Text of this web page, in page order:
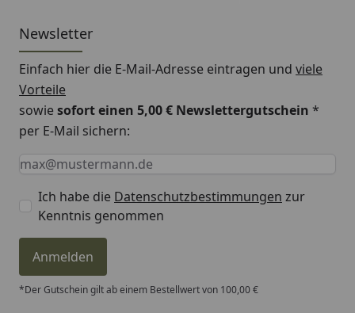
Newsletter
Einfach hier die E-Mail-Adresse eintragen und viele
Vorteile
sowiesofort einen 5,00 € Newslettergutschein *
per E-Mail sichern:
Keine Eingabe erforderlich
Eingabe erforderlich
E-Mail *
Ich habe die Datenschutzbestimmungen zur
Kenntnis genommen
Anmelden
*Der Gutschein gilt ab einem Bestellwert von 100,00 €